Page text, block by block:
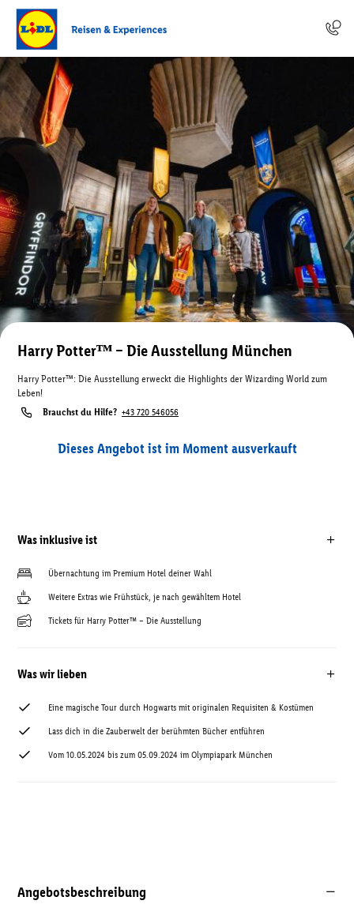
Harry Potterᵀᴹ – Die Ausstellung München
Harry Potter™: Die Ausstellung erweckt die Highlights der Wizarding World zum
Leben!
Brauchst du Hilfe? +43 720 546056
Dieses Angebot ist im Moment ausverkauft
Was inklusive ist
Übernachtung im Premium Hotel deiner Wahl
Weitere Extras wie Frühstück, je nach gewähltem Hotel
Tickets für Harry Potter™ – Die Ausstellung
Was wir lieben
Eine magische Tour durch Hogwarts mit originalen Requisiten & Kostümen
Lass dich in die Zauberwelt der berühmten Bücher entführen
Vom 10.05.2024 bis zum 05.09.2024 im Olympiapark München
Angebotsbeschreibung